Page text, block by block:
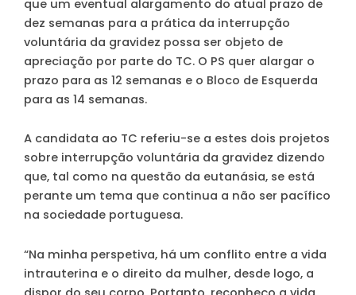
que um eventual alargamento do atual prazo de
dez semanas para a prática da interrupção
voluntária da gravidez possa ser objeto de
apreciação por parte do TC. O PS quer alargar o
prazo para as 12 semanas e o Bloco de Esquerda
para as 14 semanas.
A candidata ao TC referiu-se a estes dois projetos
sobre interrupção voluntária da gravidez dizendo
que, tal como na questão da eutanásia, se está
perante um tema que continua a não ser pacífico
na sociedade portuguesa.
“Na minha perspetiva, há um conflito entre a vida
intrauterina e o direito da mulher, desde logo, a